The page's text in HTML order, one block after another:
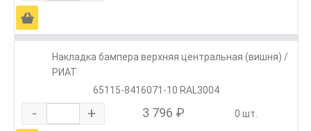
Ä
Накладка бампера верхняя центральная (вишня) /
РИАТ
65115-8416071-10 RAL3004
- + 3 796 ₽ 0 шт.